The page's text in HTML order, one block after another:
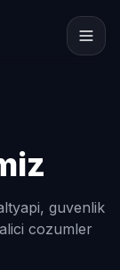
guvenlik
cozumler